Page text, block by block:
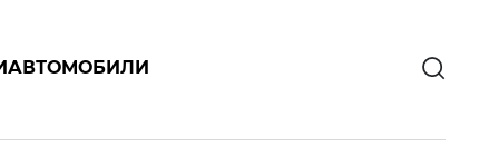
АВТОМОБИЛИ